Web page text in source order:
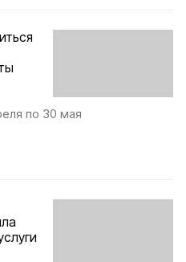
по 30 мая